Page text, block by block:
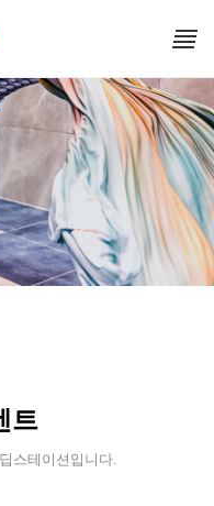
트
스테이션입니다.